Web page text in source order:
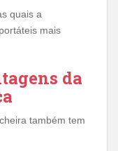
quais a
mais
da
também tem